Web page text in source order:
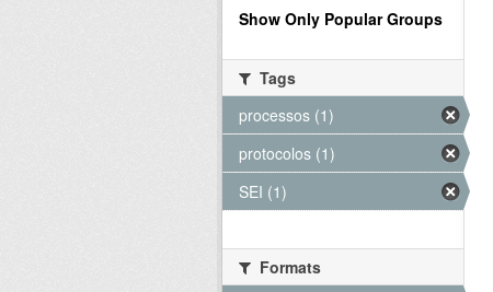
Show Only Popular Groups
Tags
processos (1)
protocolos (1)
SEI (1)
Formats